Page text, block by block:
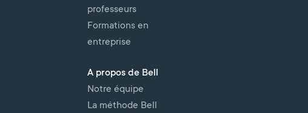
professeurs
Formations en
entreprise
A propos de Bell
Notre équipe
La méthode Bell